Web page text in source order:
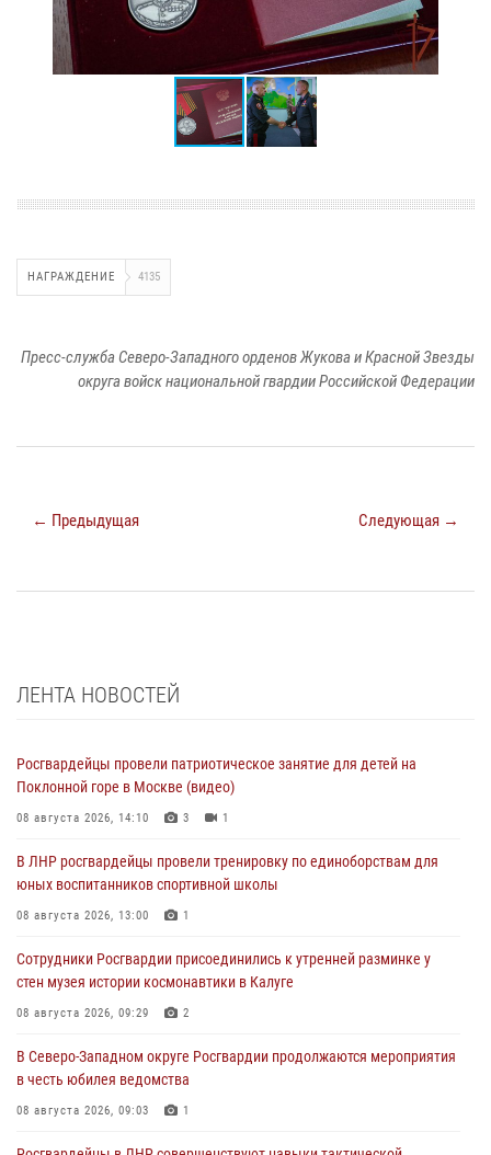
НАГРАЖДЕНИЕ 4135
Пресс-служба Северо-Западного орденов Жукова и Красной Звезды
округа войск национальной гвардии Российской Федерации
← Предыдущая Следующая →
ЛЕНТА НОВОСТЕЙ
Росгвардейцы провели патриотическое занятие для детей на
Поклонной горе в Москве (видео)
08 августа 2026, 14:10 3 1
В ЛНР росгвардейцы провели тренировку по единоборствам для
юных воспитанников спортивной школы
08 августа 2026, 13:00 1
Сотрудники Росгвардии присоединились к утренней разминке у
стен музея истории космонавтики в Калуге
08 августа 2026, 09:29 2
В Северо-Западном округе Росгвардии продолжаются мероприятия
в честь юбилея ведомства
08 августа 2026, 09:03 1